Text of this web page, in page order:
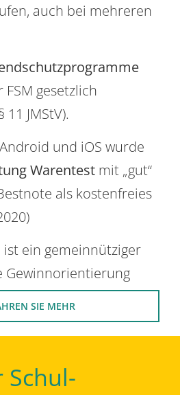
auch bei mehreren
gesetzlich
JMStV).
und iOS wurde
Warentest mit „gut“
als kostenfreies
ist ein gemeinnütziger
Gewinnorientierung
SIE MEHR
Schul-